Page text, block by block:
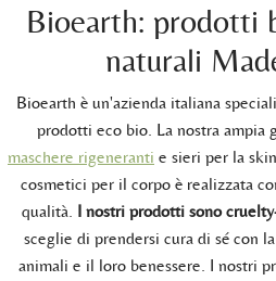
Bioearth: prodotti
naturali
Bioearth è un'azienda italiana
prodotti eco bio. La nostra ampia
maschere rigeneranti e sieri per la
cosmetici per il corpo è realizzata
qualità. I nostri prodotti sono
sceglie di prendersi cura di sé con
animali e il loro benessere. I nostri